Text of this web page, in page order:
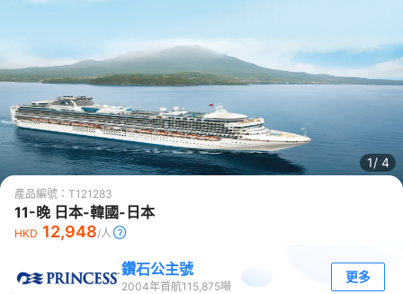
1/ 4
產品編號： T121283
11-晚 日本-韓國-日本
HKD 12,948/人
鑽石公主號
2004年首航115,875噸
更多